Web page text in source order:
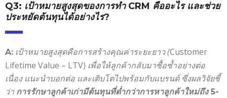
Q3: เป้าหมายสูงสุดของการทำ CRM คืออะไร และช่วย
ประหยัดต้นทุนได้อย่างไร?
A: เป้าหมายสูงสุดคือการสร้างคุณค่าระยะยาว (Customer
Lifetime Value – LTV) เพื่อให้ลูกค้ากลับมาซื้อซ้ำอย่างต่อ
เนื่อง แนะนำบอกต่อ และเติบโตไปพร้อมกับแบรนด์ ซึ่งผลวิจัยชี้
ว่า การรักษาลูกค้าเก่ามีต้นทุนที่ต่ำกว่าการหาลูกค้าใหม่ถึง 5-